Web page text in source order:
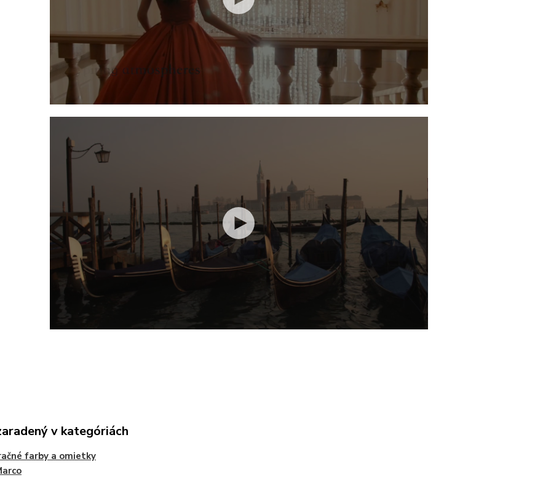
v kategóriách
farby a omietky